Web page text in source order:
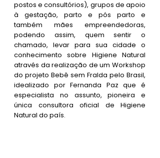
postos e consultórios), grupos de apoio
à gestação, parto e pós parto e
também mães empreendedoras,
podendo assim, quem sentir o
chamado, levar para sua cidade o
conhecimento sobre Higiene Natural
através da realização de um Workshop
do projeto Bebê sem Fralda pelo Brasil,
idealizado por Fernanda Paz que é
especialista no assunto, pioneira e
única consultora oficial de Higiene
Natural do país.